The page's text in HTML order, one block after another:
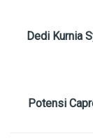
Dedi Kurnia
Potensi